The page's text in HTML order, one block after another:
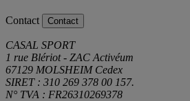
Contact Contact
CASAL SPORT
1 rue Blériot - ZAC Activéum
67129 MOLSHEIM Cedex
SIRET : 310 269 378 00 157.
N° TVA : FR26310269378